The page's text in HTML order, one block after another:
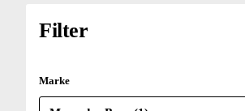
Filter
Marke